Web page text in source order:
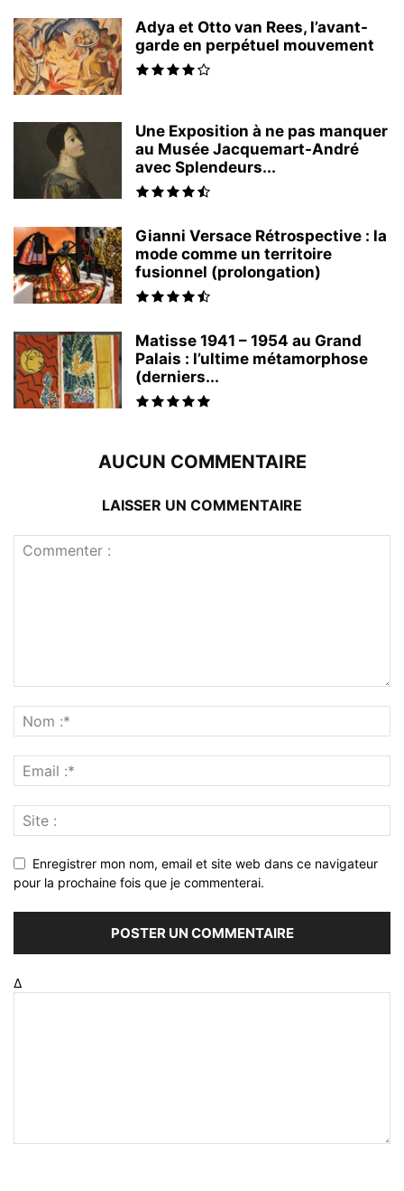
Adya et Otto van Rees, l’avant-
garde en perpétuel mouvement
Une Exposition à ne pas manquer
au Musée Jacquemart-André
avec Splendeurs...
Gianni Versace Rétrospective : la
mode comme un territoire
fusionnel (prolongation)
Matisse 1941 – 1954 au Grand
Palais : l’ultime métamorphose
(derniers...
AUCUN COMMENTAIRE
LAISSER UN COMMENTAIRE
Enregistrer mon nom, email et site web dans ce navigateur
pour la prochaine fois que je commenterai.
Δ